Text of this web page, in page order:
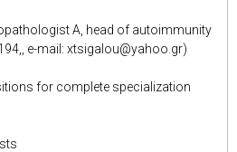
A, head of autoimmunity
e-mail: xtsigalou@yahoo.gr)
for complete specialization